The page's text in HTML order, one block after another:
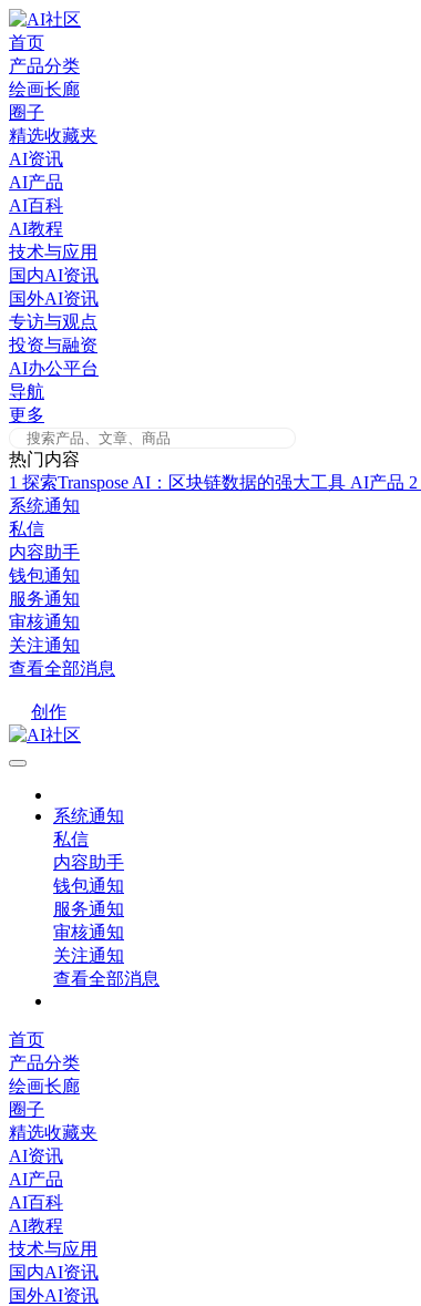
Skip
to
content
首页
产品分类
绘画长廊
圈子
精选收藏夹
AI资讯
AI产品
AI百科
AI教程
技术与应用
国内AI资讯
国外AI资讯
专访与观点
投资与融资
AI办公平台
导航
更多
热门内容
1 探索Transpose AI：区块链数据的强大工具 AI产品 2
系统通知
私信
内容助手
钱包通知
服务通知
审核通知
关注通知
查看全部消息
创作
系统通知
私信
内容助手
钱包通知
服务通知
审核通知
关注通知
查看全部消息
首页
产品分类
绘画长廊
圈子
精选收藏夹
AI资讯
AI产品
AI百科
AI教程
技术与应用
国内AI资讯
国外AI资讯